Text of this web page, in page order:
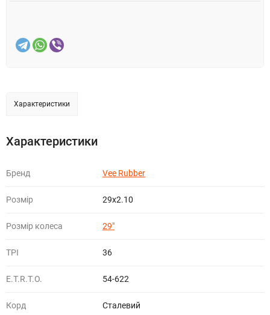
Характеристики
Характеристики
Бренд Vee Rubber
Розмір 29x2.10
Розмір колеса 29"
TPI 36
E.T.R.T.O. 54-622
Корд Сталевий